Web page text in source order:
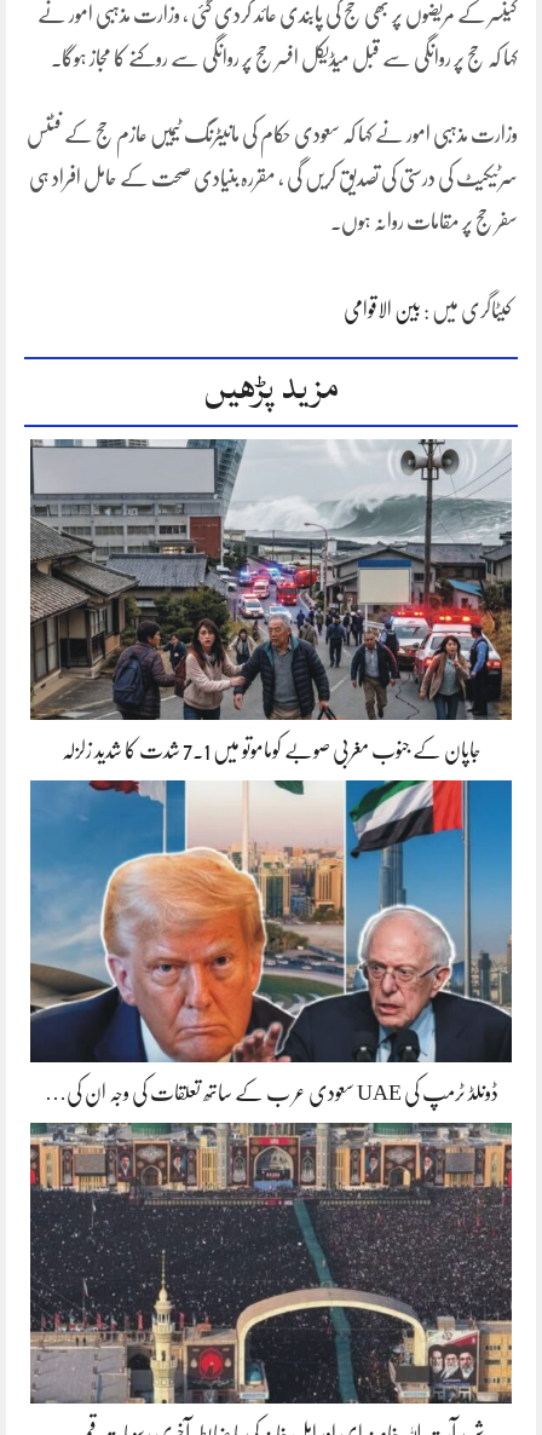
کینسر کے مریضوں پر بھی حج کی پابندی عائد کردی گئی ، وزارت مذہبی امور نے
کہا کہ حج پر روانگی سے قبل میڈیکل افسر حج پر روانگی سے روکنے کا مجاز ہوگا۔
وزارت مذہبی امور نے کہا کہ سعودی حکام کی مانیٹرنگ ٹیمیں عازم حج کے فٹنس
سرٹیکیٹ کی درستی کی تصدیق کریں گی ، مقررہ بنیادی صحت کے حامل افراد ہی
سفر حج پر مقامات روانہ ہوں۔
کیٹاگری میں : بین الاقوامی
مزید پڑھیں
جاپان کے جنوب مغربی صوبے کوماموتو میں 7.1 شدت کا شدید زلزلہ
ڈونلڈ ٹرمپ کی UAE سعودی عر ب کے ساتھ تعلقات کی وجہ ان کی…